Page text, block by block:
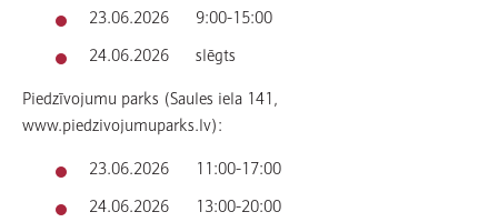
23.06.2026 9:00-15:00
24.06.2026 slēgts
Piedzīvojumu parks (Saules iela 141,
www.piedzivojumuparks.lv):
23.06.2026 11:00-17:00
24.06.2026 13:00-20:00